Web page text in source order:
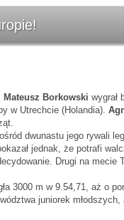
Mateusz Borkowski wygrał
w Utrechcie (Holandia).
dwunastu jego rywali
jednak, że potrafi
Drugi na mecie
3000 m w 9.54,71, aż o
juniorek